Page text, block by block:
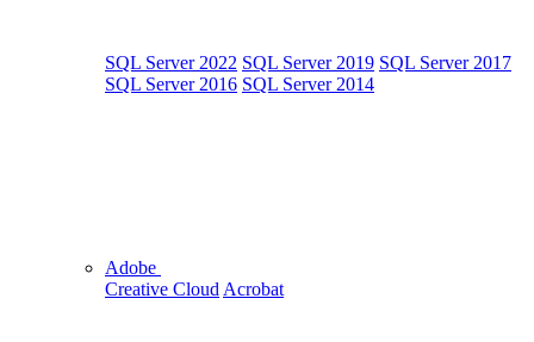
SQL Server 2022 SQL Server 2019 SQL Server 2017
SQL Server 2016 SQL Server 2014
Adobe
Creative Cloud Acrobat